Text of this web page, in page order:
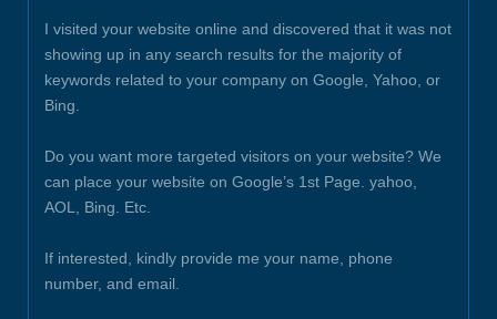
I visited your website online and discovered that it was not
showing up in any search results for the majority of
keywords related to your company on Google, Yahoo, or
Bing.
Do you want more targeted visitors on your website? We
can place your website on Google’s 1st Page. yahoo,
AOL, Bing. Etc.
If interested, kindly provide me your name, phone
number, and email.